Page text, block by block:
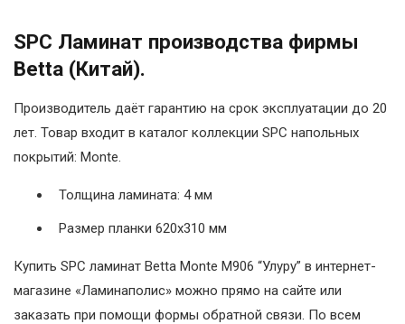
SPC Ламинат производства фирмы
Betta (Китай).
Производитель даёт гарантию на срок эксплуатации до 20
лет. Товар входит в каталог коллекции SPC напольных
покрытий: Monte.
Толщина ламината: 4 мм
Размер планки 620х310 мм
Купить SPC ламинат Betta Monte M906 “Улуру” в интернет-
магазине «Ламинаполис» можно прямо на сайте или
заказать при помощи формы обратной связи. По всем